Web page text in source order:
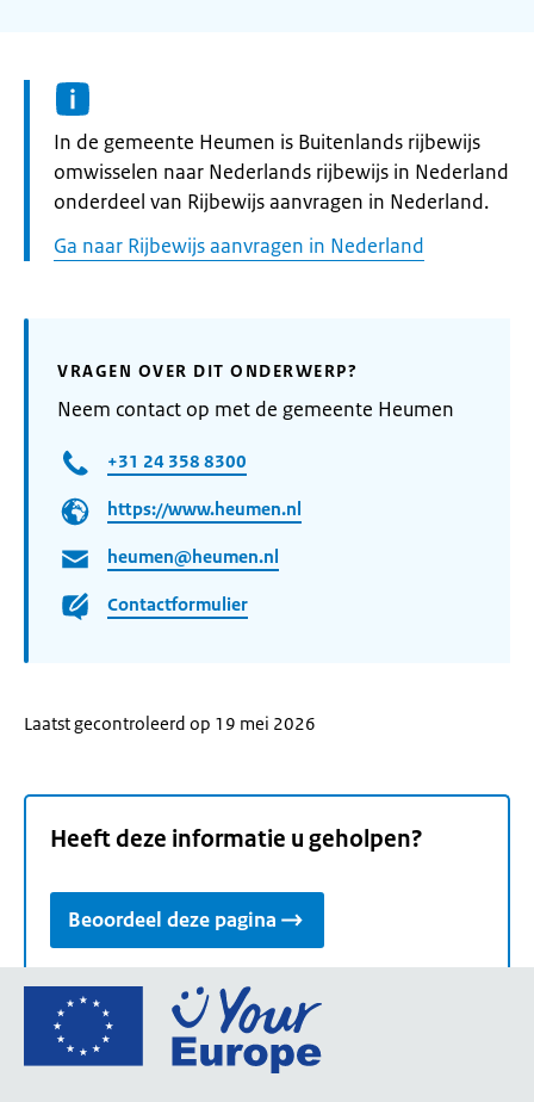
Informatie:
In de gemeente Heumen is Buitenlands rijbewijs
omwisselen naar Nederlands rijbewijs in Nederland
onderdeel van Rijbewijs aanvragen in Nederland.
Ga naar Rijbewijs aanvragen in Nederland
VRAGEN OVER DIT ONDERWERP?
Neem contact op met de gemeente Heumen
+31 24 358 8300
https://www.heumen.nl
heumen@heumen.nl
Contactformulier
Laatst gecontroleerd op 19 mei 2026
Heeft deze informatie u geholpen?
Beoordeel deze pagina
Ga
de